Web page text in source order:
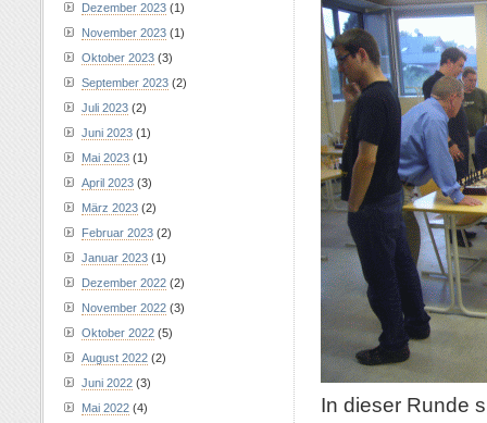
In dieser Runde
Dezember 2023 (1)
November 2023 (1)
Oktober 2023 (3)
September 2023 (2)
Juli 2023 (2)
Juni 2023 (1)
Mai 2023 (1)
April 2023 (3)
März 2023 (2)
Februar 2023 (2)
Januar 2023 (1)
Dezember 2022 (2)
November 2022 (3)
Oktober 2022 (5)
August 2022 (2)
Juni 2022 (3)
Mai 2022 (4)